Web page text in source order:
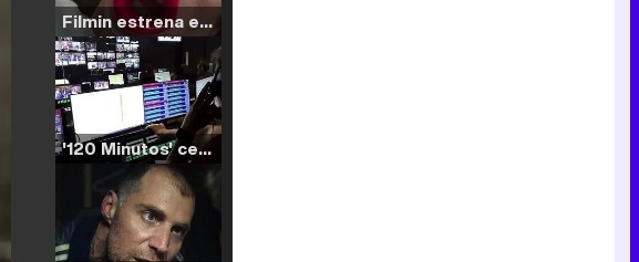
Filmin estrena el tráiler de 'Millennial Mal', su nueva comedia universitaria de la mano de Lorena Iglesias
'120 Minutos' celebra sus 2.000 programas en Telemadrid con un vídeo del día a día en la redacción